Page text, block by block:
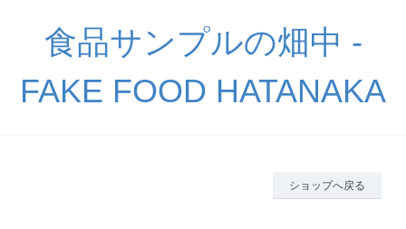
食品サンプルの畑中 -
FAKE FOOD HATANAKA
ショップへ戻る